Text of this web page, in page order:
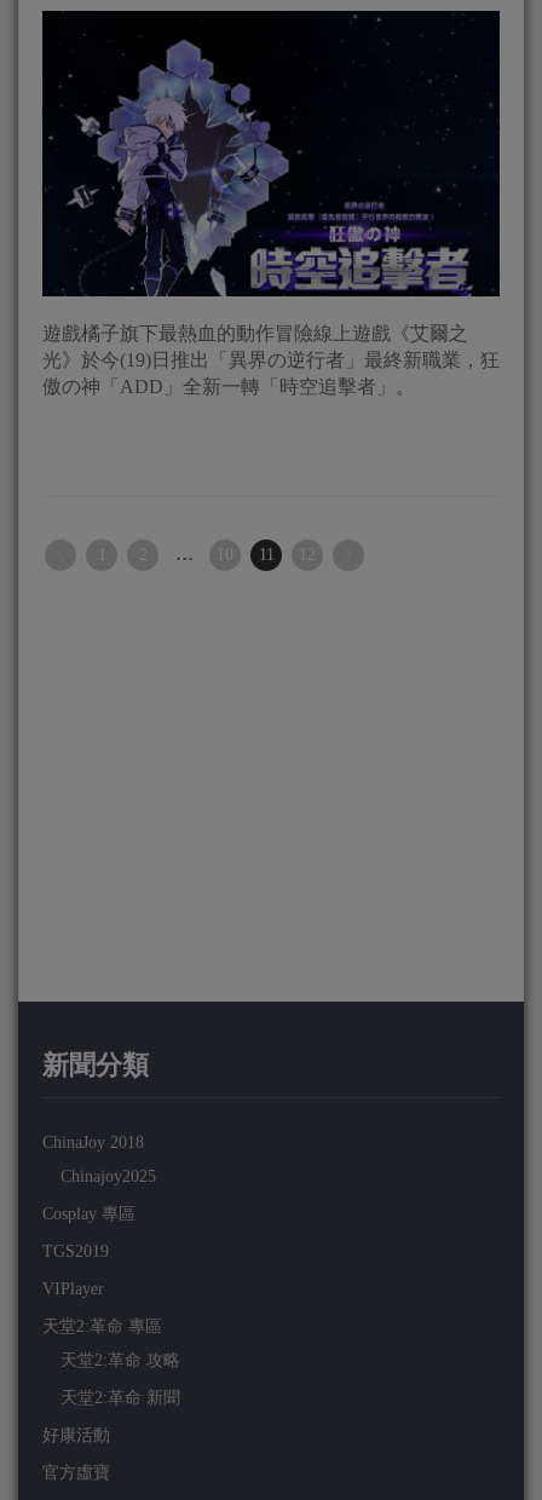
遊戲橘子旗下最熱血的動作冒險線上遊戲《艾爾之
光》於今(19)日推出「異界の逆行者」最終新職業，狂
傲の神「ADD」全新一轉「時空追擊者」。
2 ... 11 12
新聞分類
ChinaJoy 2018
Chinajoy2025
Cosplay 專區
TGS2019
VIPlayer
天堂2:革命 專區
天堂2:革命 攻略
天堂2:革命 新聞
好康活動
官方虛寶